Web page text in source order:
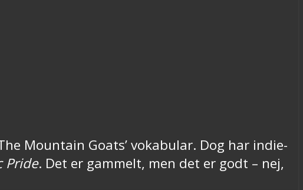
Mountain Goats’ vokabular. Dog har indie-
Pride. Det er gammelt, men det er godt – nej,